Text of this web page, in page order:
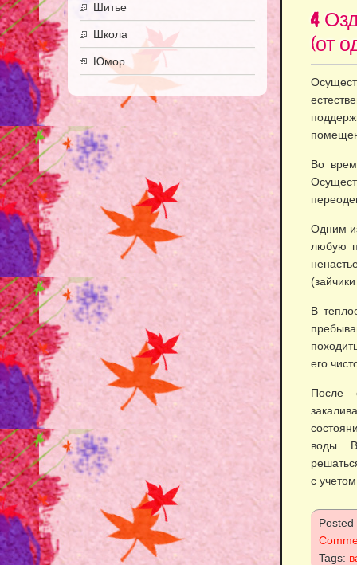
4
(от
Во
Одним
любую
В
его
После
воды.
с
Tags:
Шитье
Школа
Юмор